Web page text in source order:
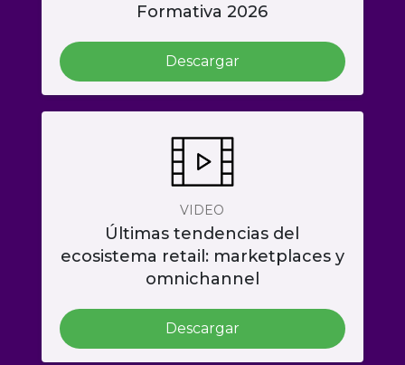
Formativa 2026
Descargar
VIDEO
Últimas tendencias del
ecosistema retail: marketplaces y
omnichannel
Descargar